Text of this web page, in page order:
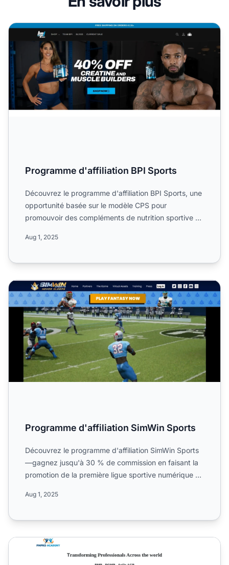
Programme d'affiliation BPI Sports
Programme d'affiliation BPI Sports
Découvrez le programme d'affiliation BPI Sports, une
opportunité basée sur le modèle CPS pour
promouvoir des compléments de nutrition sportive de
Aug 1, 2025
Programme d'affiliation SimWin Sports
Programme d'affiliation SimWin Sports
Découvrez le programme d'affiliation SimWin Sports
—gagnez jusqu'à 30 % de commission en faisant la
promotion de la première ligue sportive numérique au
Aug 1, 2025
Programme d'affiliation PM PRO Academy